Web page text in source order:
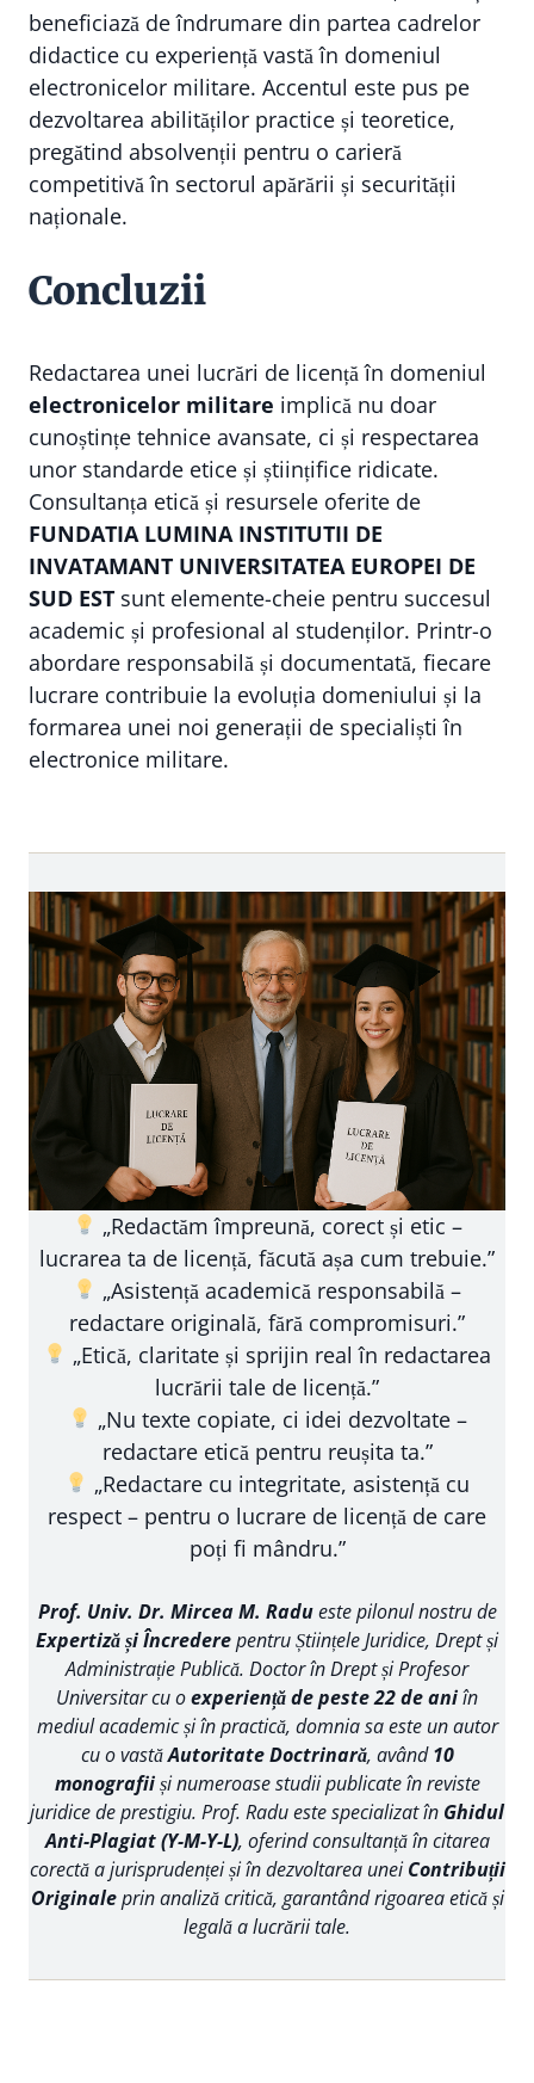
beneficiază de îndrumare din partea cadrelor
didactice cu experiență vastă în domeniul
electronicelor militare. Accentul este pus pe
dezvoltarea abilităților practice și teoretice,
pregătind absolvenții pentru o carieră
competitivă în sectorul apărării și securității
naționale.
Concluzii
Redactarea unei lucrări de licență în domeniul
electronicelor militare implică nu doar
cunoștințe tehnice avansate, ci și respectarea
unor standarde etice și științifice ridicate.
Consultanța etică și resursele oferite de
FUNDATIA LUMINA INSTITUTII DE
INVATAMANT UNIVERSITATEA EUROPEI DE
SUD EST sunt elemente-cheie pentru succesul
academic și profesional al studenților. Printr-o
abordare responsabilă și documentată, fiecare
lucrare contribuie la evoluția domeniului și la
formarea unei noi generații de specialiști în
electronice militare.
„Redactăm împreună, corect și etic –
lucrarea ta de licență, făcută așa cum trebuie.”
„Asistență academică responsabilă –
redactare originală, fără compromisuri.”
„Etică, claritate și sprijin real în redactarea
lucrării tale de licență.”
„Nu texte copiate, ci idei dezvoltate –
redactare etică pentru reușita ta.”
„Redactare cu integritate, asistență cu
respect – pentru o lucrare de licență de care
poți fi mândru.”
Prof. Univ. Dr. Mircea M. Radueste pilonul nostru de
Expertiză și Încrederepentru Științele Juridice, Drept și
Administrație Publică. Doctor în Drept și Profesor
Universitar cu oexperiență de peste 22 de aniîn
mediul academic și în practică, domnia sa este un autor
cu o vastăAutoritate Doctrinară, având10
monografiiși numeroase studii publicate în reviste
juridice de prestigiu. Prof. Radu este specializat în Ghidul
Anti-Plagiat (Y-M-Y-L), oferind consultanță în citarea
corectă a jurisprudenței și în dezvoltarea unei Contribuții
Originaleprin analiză critică, garantând rigoarea etică și
legală a lucrării tale.